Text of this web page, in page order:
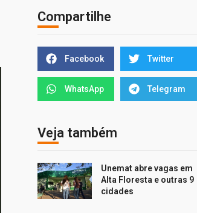
Compartilhe
Facebook Twitter
WhatsApp Telegram
Veja também
Unemat abre vagas em
Alta Floresta e outras 9
cidades